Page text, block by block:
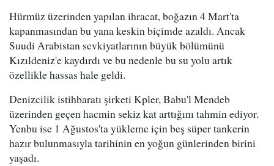
Hürmüz üzerinden yapılan ihracat, boğazın 4 Mart'ta
kapanmasından bu yana keskin biçimde azaldı. Ancak
Suudi Arabistan sevkiyatlarının büyük bölümünü
Kızıldeniz'e kaydırdı ve bu nedenle bu su yolu artık
özellikle hassas hale geldi.
Denizcilik istihbaratı şirketi Kpler, Babu'l Mendeb
üzerinden geçen hacmin sekiz kat arttığını tahmin ediyor.
Yenbu ise 1 Ağustos'ta yükleme için beş süper tankerin
hazır bulunmasıyla tarihinin en yoğun günlerinden birini
yaşadı.